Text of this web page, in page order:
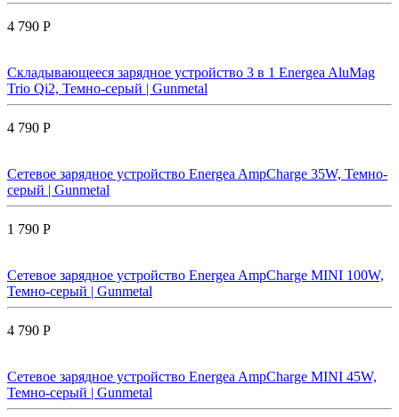
4 790 Р
Складывающееся зарядное устройство 3 в 1 Energea AluMag
Trio Qi2, Темно-серый | Gunmetal
4 790 Р
Сетевое зарядное устройство Energea AmpCharge 35W, Темно-
серый | Gunmetal
1 790 Р
Сетевое зарядное устройство Energea AmpCharge MINI 100W,
Темно-серый | Gunmetal
4 790 Р
Сетевое зарядное устройство Energea AmpCharge MINI 45W,
Темно-серый | Gunmetal